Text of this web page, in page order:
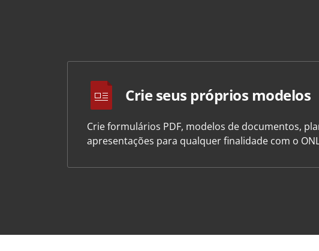
Crie seus próprios modelos
Crie formulários PDF, modelos de documentos,
apresentações para qualquer finalidade com o